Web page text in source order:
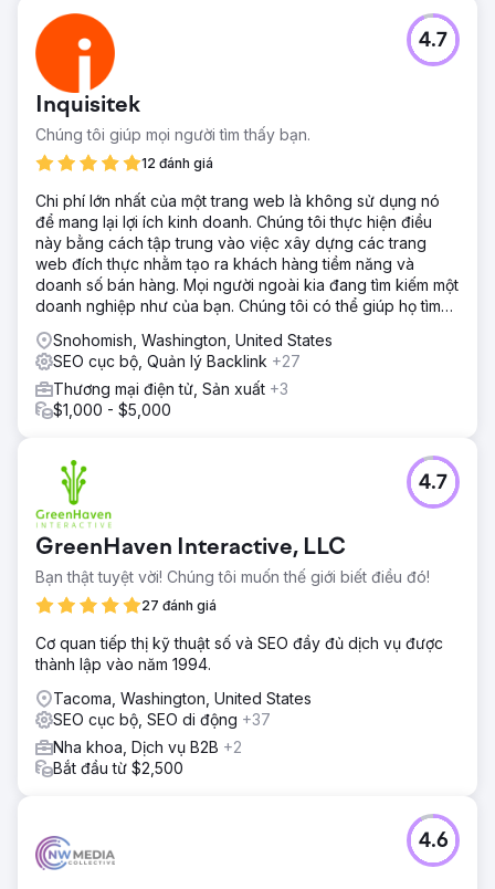
Inquisitek
Chúng tôi giúp mọi người tìm thấy bạn.
12 đánh giá
4.7
Chi phí lớn nhất của một trang web là không sử dụng nó
để mang lại lợi ích kinh doanh. Chúng tôi thực hiện điều
này bằng cách tập trung vào việc xây dựng các trang
web đích thực nhằm tạo ra khách hàng tiềm năng và
doanh số bán hàng. Mọi người ngoài kia đang tìm kiếm một
doanh nghiệp như của bạn. Chúng tôi có thể giúp họ tìm
Snohomish, Washington, United States
SEO cục bộ, Quản lý Backlink +27
Thương mại điện tử, Sản xuất +3
$1,000 - $5,000
GreenHaven Interactive, LLC
Bạn thật tuyệt vời! Chúng tôi muốn thế giới biết điều đó!
27 đánh giá
4.7
Cơ quan tiếp thị kỹ thuật số và SEO đầy đủ dịch vụ được
thành lập vào năm 1994.
Tacoma, Washington, United States
SEO cục bộ, SEO di động +37
Nha khoa, Dịch vụ B2B +2
Bắt đầu từ $2,500
4.6